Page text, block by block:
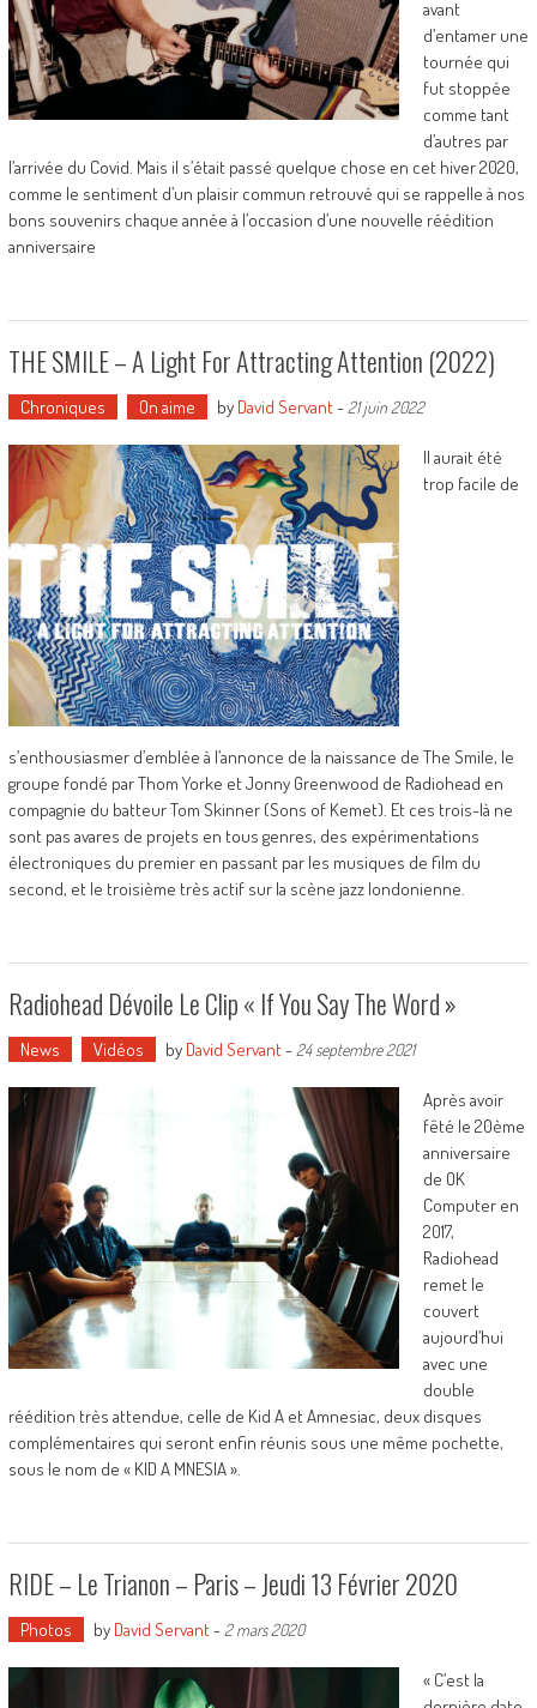
avant
d’entamer une
tournée qui
fut stoppée
comme tant
d’autres par
l’arrivée du Covid. Mais il s’était passé quelque chose en cet hiver 2020,
comme le sentiment d’un plaisir commun retrouvé qui se rappelle à nos
bons souvenirs chaque année à l’occasion d’une nouvelle réédition
anniversaire
THE SMILE – A Light For Attracting Attention (2022)
Chroniques On aime by David Servant- 21 juin 2022
Il aurait été
trop facile de
s’enthousiasmer d’emblée à l’annonce de la naissance de The Smile, le
groupe fondé par Thom Yorke et Jonny Greenwood de Radiohead en
compagnie du batteur Tom Skinner (Sons of Kemet). Et ces trois-là ne
sont pas avares de projets en tous genres, des expérimentations
électroniques du premier en passant par les musiques de film du
second, et le troisième très actif sur la scène jazz londonienne.
Radiohead Dévoile Le Clip « If You Say The Word »
News Vidéos by David Servant- 24 septembre 2021
Après avoir
fêté le 20ème
anniversaire
de OK
Computer en
2017,
Radiohead
remet le
couvert
aujourd’hui
avec une
double
réédition très attendue, celle de Kid A et Amnesiac, deux disques
complémentaires qui seront enfin réunis sous une même pochette,
sous le nom de « KID A MNESIA ».
RIDE – Le Trianon – Paris – Jeudi 13 Février 2020
Photos by David Servant- 2 mars 2020
« C’est la